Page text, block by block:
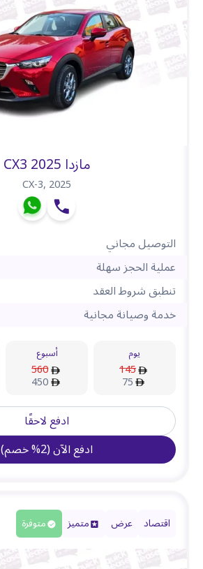
مازدا CX3 2025
CX-3,2025
التوصيل مجاني
عملية الحجز سهلة
تنطبق شروط العقد
خدمة وصيانة مجانية
يوم
145
75
أسبوع
560
450
ادفع لاحقًا
ادفع الآن(
2
%خصم)
اقتصاد عرض متميز متوفرة